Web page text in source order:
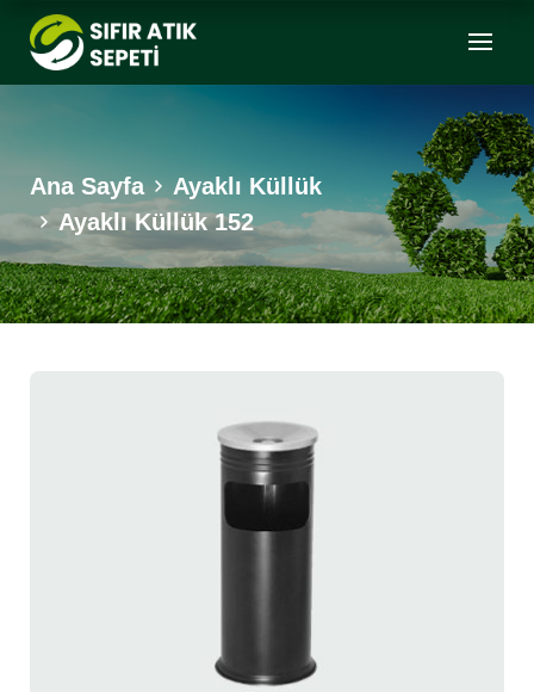
Ana Sayfa
Ayaklı Küllük
Ayaklı Küllük 152